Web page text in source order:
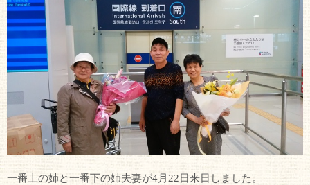
一番上の姉と一番下の姉夫妻が4月22日来日しました。